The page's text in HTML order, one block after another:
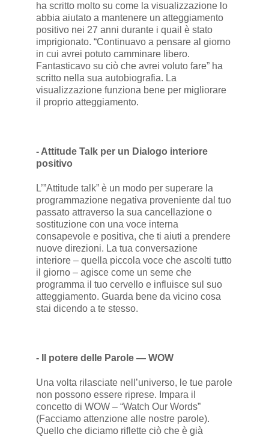
ha scritto molto su come la visualizzazione lo
abbia aiutato a mantenere un atteggiamento
positivo nei 27 anni durante i quail è stato
imprigionato. “Continuavo a pensare al giorno
in cui avrei potuto camminare libero.
Fantasticavo su ciò che avrei voluto fare” ha
scritto nella sua autobiografia. La
visualizzazione funziona bene per migliorare
il proprio atteggiamento.
- Attitude Talk per un Dialogo interiore
positivo
L’”Attitude talk” è un modo per superare la
programmazione negativa proveniente dal tuo
passato attraverso la sua cancellazione o
sostituzione con una voce interna
consapevole e positiva, che ti aiuti a prendere
nuove direzioni. La tua conversazione
interiore – quella piccola voce che ascolti tutto
il giorno – agisce come un seme che
programma il tuo cervello e influisce sul suo
atteggiamento. Guarda bene da vicino cosa
stai dicendo a te stesso.
- Il potere delle Parole — WOW
Una volta rilasciate nell’universo, le tue parole
non possono essere riprese. Impara il
concetto di WOW – “Watch Our Words”
(Facciamo attenzione alle nostre parole).
Quello che diciamo riflette ciò che è già